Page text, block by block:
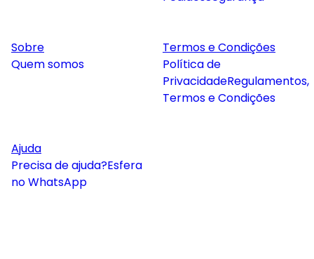
Sobre
Quem somos
Termos e Condições
Política de
PrivacidadeRegulamentos,
Termos e Condições
Ajuda
Precisa de ajuda?Esfera
no WhatsApp